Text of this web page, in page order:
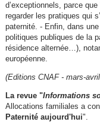
d’exceptionnels, parce
regarder les pratiques qui
paternité. - Enfin, dans
politiques publiques de la
résidence alternée…),
européenne.
(Editions CNAF - mars-
La revue "Informations
Allocations familiales a
Paternité aujourd'hui".